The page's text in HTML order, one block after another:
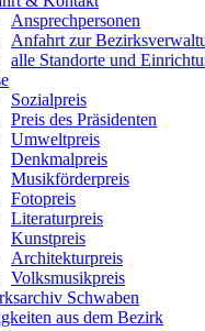
Ansprechpersonen
Anfahrt zur
alle Standorte und
Sozialpreis
Preis des Präsidenten
Umweltpreis
Denkmalpreis
Musikförderpreis
Fotopreis
Literaturpreis
Kunstpreis
Architekturpreis
Volksmusikpreis
Schwaben
aus dem Bezirk